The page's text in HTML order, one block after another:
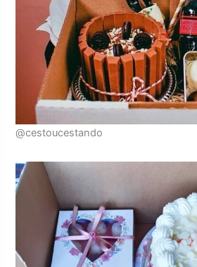
@cestoucestando